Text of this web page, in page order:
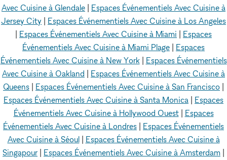
Avec Cuisine à Glendale
Espaces Événementiels Avec Cuisine à
Jersey City
Espaces Événementiels Avec Cuisine à Los Angeles
Espaces Événementiels Avec Cuisine à Miami
Espaces
Événementiels Avec Cuisine à Miami Plage
Espaces
Événementiels Avec Cuisine à New York| Espaces Événementiels
Avec Cuisine à Oakland
Espaces Événementiels Avec Cuisine à
Queens
Espaces Événementiels Avec Cuisine à San Francisco
Espaces Événementiels Avec Cuisine à Santa Monica
Espaces
Événementiels Avec Cuisine à Hollywood Ouest| Espaces
Événementiels Avec Cuisine à Londres
Espaces Événementiels
Avec Cuisine à Séoul| Espaces Événementiels Avec Cuisine à
Singapour
Espaces Événementiels Avec Cuisine à Amsterdam